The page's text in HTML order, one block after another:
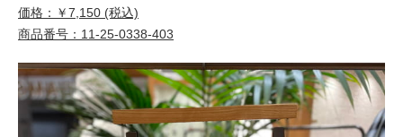
価格：￥7,150 (税込)
商品番号：11-25-0338-403